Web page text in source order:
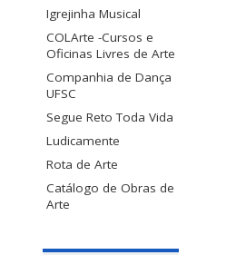
Igrejinha Musical
COLArte -Cursos e
Oficinas Livres de Arte
Companhia de Dança
UFSC
Segue Reto Toda Vida
Ludicamente
Rota de Arte
Catálogo de Obras de
Arte